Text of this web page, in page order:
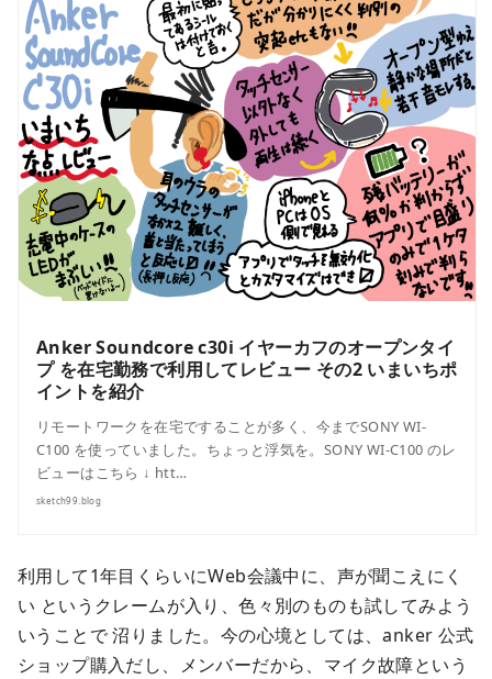
Anker Soundcore c30i イヤーカフのオープンタイ
プ を在宅勤務で利用してレビュー その2 いまいちポ
イントを紹介
リモートワークを在宅ですることが多く、今までSONY WI-
C100 を使っていました。ちょっと浮気を。SONY WI-C100 のレ
ビューはこちら ↓ htt…
sketch99.blog
利用して1年目くらいにWeb会議中に、声が聞こえにく
い というクレームが入り、色々別のものも試してみよう
いうことで 沼りました。今の心境としては、anker 公式
ショップ購入だし、メンバーだから、マイク故障という